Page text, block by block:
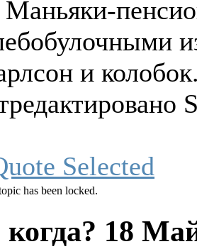
Маньяки-
и
has been locked.
18